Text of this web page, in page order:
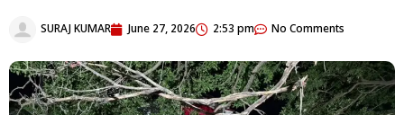
SURAJ KUMAR June 27, 2026 2:53 pm No Comments